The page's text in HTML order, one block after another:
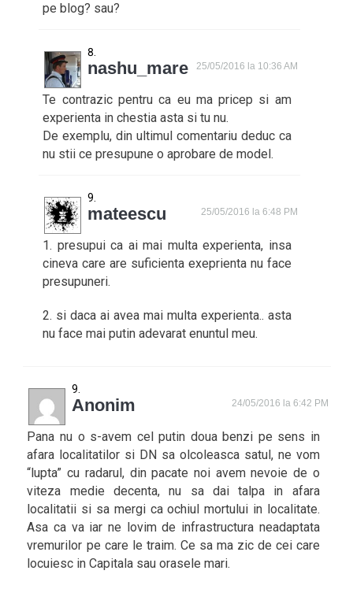
pe blog? sau?
nashu_mare 25/05/2016 la 10:36 AM
Te contrazic pentru ca eu ma pricep si am
experienta in chestia asta si tu nu.
De exemplu, din ultimul comentariu deduc ca
nu stii ce presupune o aprobare de model.
mateescu 25/05/2016 la 6:48 PM
1. presupui ca ai mai multa experienta, insa
cineva care are suficienta exeprienta nu face
presupuneri.
2. si daca ai avea mai multa experienta.. asta
nu face mai putin adevarat enuntul meu.
Anonim 24/05/2016 la 6:42 PM
Pana nu o s-avem cel putin doua benzi pe sens in
afara localitatilor si DN sa olcoleasca satul, ne vom
“lupta” cu radarul, din pacate noi avem nevoie de o
viteza medie decenta, nu sa dai talpa in afara
localitatii si sa mergi ca ochiul mortului in localitate.
Asa ca va iar ne lovim de infrastructura neadaptata
vremurilor pe care le traim. Ce sa ma zic de cei care
locuiesc in Capitala sau orasele mari.